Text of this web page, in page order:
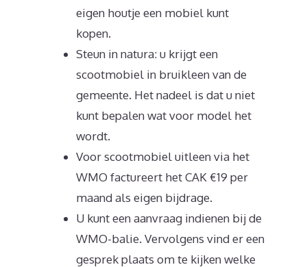
eigen houtje een mobiel kunt
kopen.
Steun in natura: u krijgt een
scootmobiel in bruikleen van de
gemeente. Het nadeel is dat u niet
kunt bepalen wat voor model het
wordt.
Voor scootmobiel uitleen via het
WMO factureert het CAK €19 per
maand als eigen bijdrage.
U kunt een aanvraag indienen bij de
WMO-balie. Vervolgens vind er een
gesprek plaats om te kijken welke